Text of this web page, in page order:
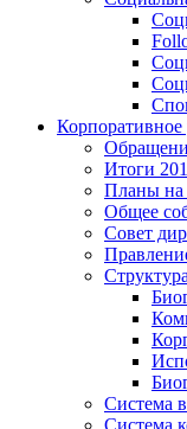
Корпоративное
Итоги
Планы на
Общее
Совет
Система
Система